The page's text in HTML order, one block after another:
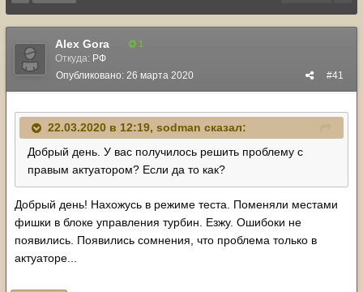
Alex Gora 1
Откуда: РФ
#41
Опубликовано: 26 марта 2020
22.03.2020 в 12:19, sodman сказал:
Добрый день. У вас получилось решить проблему с
правым актуатором? Если да то как?
Добрый день! Нахожусь в режиме теста. Поменяли местами
фишки в блоке управления турбин. Езжу. Ошибоки не
появились. Появились сомнения, что проблема только в
актуаторе...